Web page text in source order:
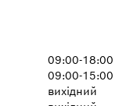
09:00-18:00
09:00-15:00
вихідний